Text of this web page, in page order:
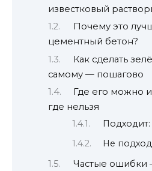
известковый
Почему это
цементный бетон?
Как сделать
самому — пошагово
Где его можно
где нельзя
Подходит:
Не
Частые ошибки